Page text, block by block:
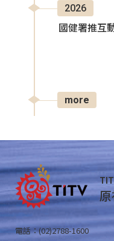
2026
國健署推互
more
電話：(02)2788-1600